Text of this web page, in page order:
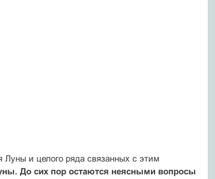
и целого ряда связанных с этим
До сих пор остаются неясными вопросы